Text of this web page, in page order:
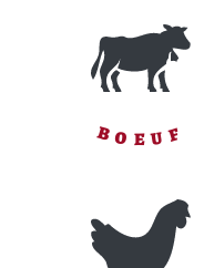
BO EU F